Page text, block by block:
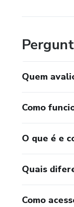
Quem
Como
O que é e
Quais
Como